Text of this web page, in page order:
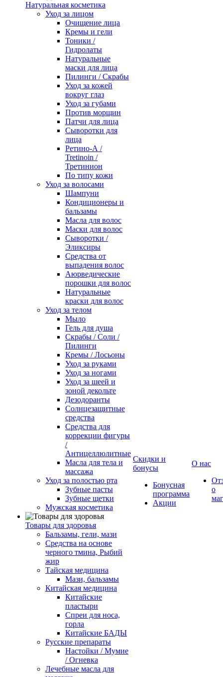
Натуральная косметика
Уход за лицом
Очищение лица
Кремы и гели
Тоники /
Гидролаты
Натуральные
маски для лица
Пилинги / Cкрабы
Уход за кожей
вокруг глаз
Уход за губами
Против морщин
Патчи для лица
Сыворотки для
лица
Ретино-А /
Tretinoin /
Третинион
По типу кожи
Уход за волосами
Шампуни
Кондиционеры и
бальзамы
Масла для волос
Маски для волос
Сыворотки /
Эликсиры
Средства от
выпадения волос
Аюрведические
порошки для волос
Натуральные
краски для волос
Уход за телом
Мыло
Гель для душа
Скрабы / Соли /
Пилинги
Кремы / Лосьоны
Уход за руками
Уход за ногами
Уход за шеей и
зоной декольте
Дезодоранты
Солнцезащитные
средства
Средства для
коррекции фигуры
/
Антицеллюлитные
Масла для тела и
массажа
Уход за полостью рта
Зубные пасты
Зубные щетки
Мужская косметика
Товары для здоровья
Бальзамы, гели, мази
Средства на основе
черного тмина, Рыбий
жир
Тайская медицина
Мази, бальзамы
Китайская медицина
Китайские
пластыри
Спреи для носа,
горла
Китайские БАДЫ
Русские препараты
Настойки / Мумие
/ Огневка
Лечебные масла для
Скидки и
бонусы
Бонусная
программа
Акции
О нас
о